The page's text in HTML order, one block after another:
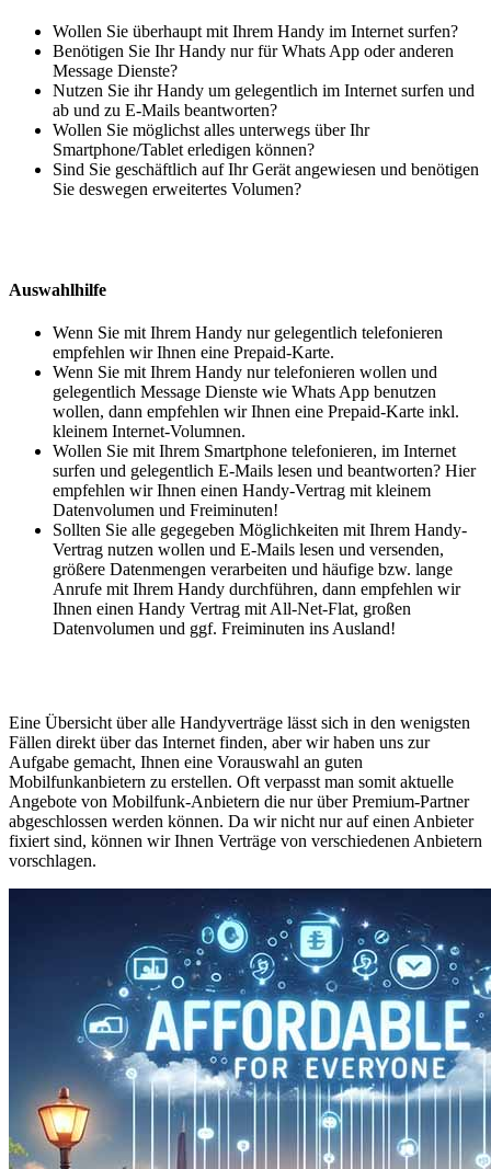
Wollen Sie überhaupt mit Ihrem Handy im Internet surfen?
Benötigen Sie Ihr Handy nur für Whats App oder anderen
Message Dienste?
Nutzen Sie ihr Handy um gelegentlich im Internet surfen und
ab und zu E-Mails beantworten?
Wollen Sie möglichst alles unterwegs über Ihr
Smartphone/Tablet erledigen können?
Sind Sie geschäftlich auf Ihr Gerät angewiesen und benötigen
Sie deswegen erweitertes Volumen?
Auswahlhilfe
Wenn Sie mit Ihrem Handy nur gelegentlich telefonieren
empfehlen wir Ihnen eine Prepaid-Karte.
Wenn Sie mit Ihrem Handy nur telefonieren wollen und
gelegentlich Message Dienste wie Whats App benutzen
wollen, dann empfehlen wir Ihnen eine Prepaid-Karte inkl.
kleinem Internet-Volumnen.
Wollen Sie mit Ihrem Smartphone telefonieren, im Internet
surfen und gelegentlich E-Mails lesen und beantworten? Hier
empfehlen wir Ihnen einen Handy-Vertrag mit kleinem
Datenvolumen und Freiminuten!
Sollten Sie alle gegegeben Möglichkeiten mit Ihrem Handy-
Vertrag nutzen wollen und E-Mails lesen und versenden,
größere Datenmengen verarbeiten und häufige bzw. lange
Anrufe mit Ihrem Handy durchführen, dann empfehlen wir
Ihnen einen Handy Vertrag mit All-Net-Flat, großen
Datenvolumen und ggf. Freiminuten ins Ausland!
Eine Übersicht über alle Handyverträge lässt sich in den wenigsten
Fällen direkt über das Internet finden, aber wir haben uns zur
Aufgabe gemacht, Ihnen eine Vorauswahl an guten
Mobilfunkanbietern zu erstellen. Oft verpasst man somit aktuelle
Angebote von Mobilfunk-Anbietern die nur über Premium-Partner
abgeschlossen werden können. Da wir nicht nur auf einen Anbieter
fixiert sind, können wir Ihnen Verträge von verschiedenen Anbietern
vorschlagen.